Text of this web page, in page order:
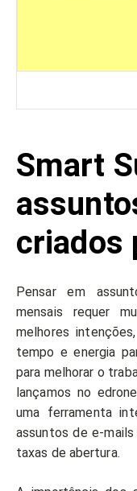
Smart
criados
Pensar em
mensais requer
melhores
tempo e energia
para melhorar o
lançamos no
uma ferramenta
assuntos de e-mails
taxas de abertura.